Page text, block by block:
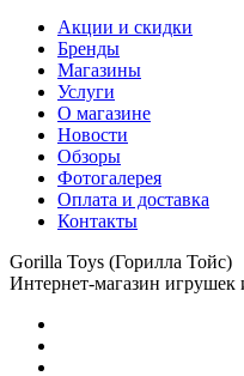
Акции и скидки
Бренды
Магазины
Услуги
О магазине
Новости
Обзоры
Фотогалерея
Оплата и доставка
Контакты
Gorilla Toys (Горилла Тойс)
Интернет-магазин игрушек